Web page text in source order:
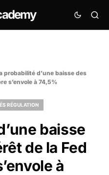
probabilité d’une baisse des
s’envole à 74,5%
RÉGULATION
baisse
de la Fed
à